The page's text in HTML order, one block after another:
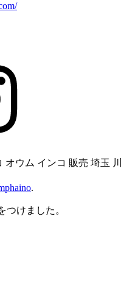
ウム インコ 販売 埼玉 川
.
つけました。